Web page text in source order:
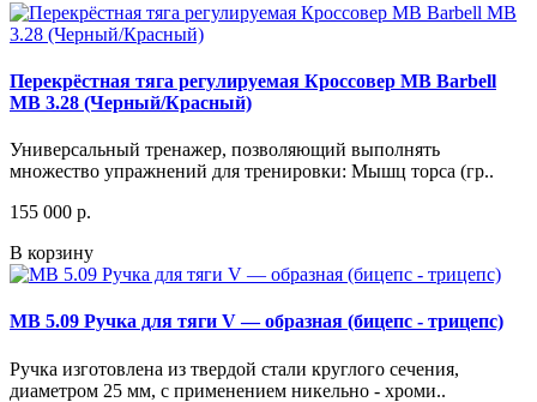
Перекрёстная тяга регулируемая Кроссовер MB Barbell
МВ 3.28 (Черный/Красный)
Универсальный тренажер, позволяющий выполнять
множество упражнений для тренировки: Мышц торса (гр..
155 000 р.
В корзину
МВ 5.09 Ручка для тяги V — образная (бицепс - трицепс)
Ручка изготовлена из твердой стали круглого сечения,
диаметром 25 мм, с применением никельно - хроми..